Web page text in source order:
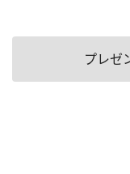
プレゼ